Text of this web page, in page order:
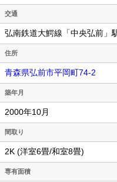
交通
弘南鉄道大鰐線「中央弘前
住所
青森県弘前市平岡町74-2
築年月
2000年10月
間取り
2K (洋室6畳/和室8畳)
専有面積